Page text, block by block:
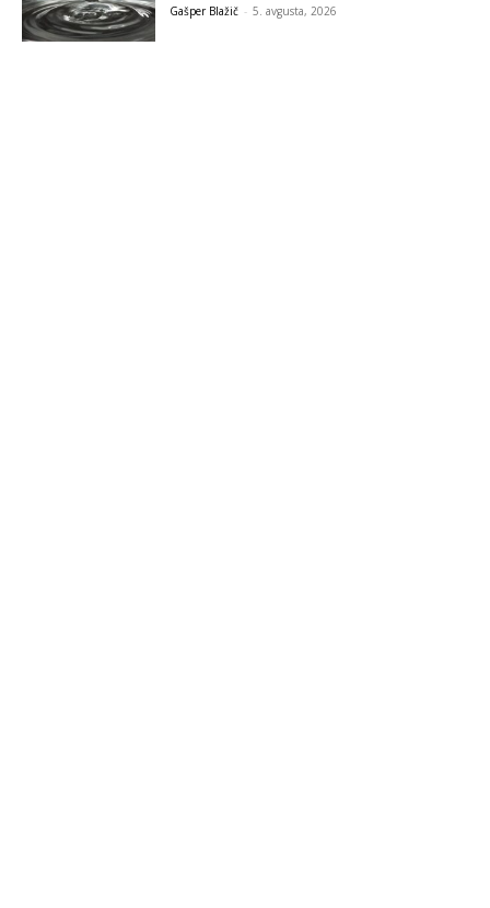
Gašper Blažič - 5. avgusta, 2026